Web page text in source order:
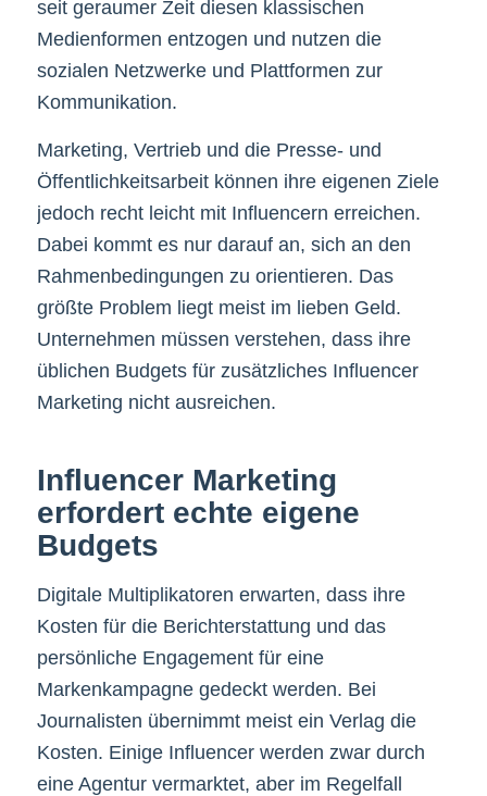
seit geraumer Zeit diesen klassischen
Medienformen entzogen und nutzen die
sozialen Netzwerke und Plattformen zur
Kommunikation.
Marketing, Vertrieb und die Presse- und
Öffentlichkeitsarbeit können ihre eigenen Ziele
jedoch recht leicht mit Influencern erreichen.
Dabei kommt es nur darauf an, sich an den
Rahmenbedingungen zu orientieren. Das
größte Problem liegt meist im lieben Geld.
Unternehmen müssen verstehen, dass ihre
üblichen Budgets für zusätzliches Influencer
Marketing nicht ausreichen.
Influencer Marketing
erfordert echte eigene
Budgets
Digitale Multiplikatoren erwarten, dass ihre
Kosten für die Berichterstattung und das
persönliche Engagement für eine
Markenkampagne gedeckt werden. Bei
Journalisten übernimmt meist ein Verlag die
Kosten. Einige Influencer werden zwar durch
eine Agentur vermarktet, aber im Regelfall